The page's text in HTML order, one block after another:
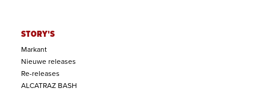
STORY'S
Markant
Nieuwe releases
Re-releases
ALCATRAZ BASH